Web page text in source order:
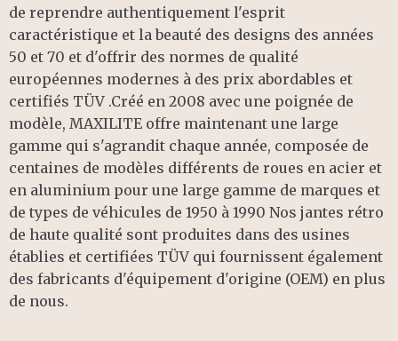
de reprendre authentiquement l'esprit
caractéristique et la beauté des designs des années
50 et 70 et d'offrir des normes de qualité
européennes modernes à des prix abordables et
certifiés TÜV .Créé en 2008 avec une poignée de
modèle, MAXILITE offre maintenant une large
gamme qui s'agrandit chaque année, composée de
centaines de modèles différents de roues en acier et
en aluminium pour une large gamme de marques et
de types de véhicules de 1950 à 1990 Nos jantes rétro
de haute qualité sont produites dans des usines
établies et certifiées TÜV qui fournissent également
des fabricants d'équipement d'origine (OEM) en plus
de nous.